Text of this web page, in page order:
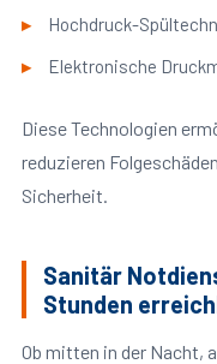
Hochdruck-
Elektronische
Diese Technologien
reduzieren
Sicherheit.
Sanitär
Stunden
Ob mitten in der Nacht,